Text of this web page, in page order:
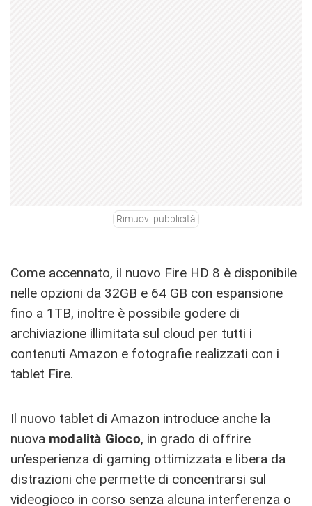
Rimuovi pubblicità
Come accennato, il nuovo Fire HD 8 è disponibile
nelle opzioni da 32GB e 64 GB con espansione
fino a 1TB, inoltre è possibile godere di
archiviazione illimitata sul cloud per tutti i
contenuti Amazon e fotografie realizzati con i
tablet Fire.
Il nuovo tablet di Amazon introduce anche la
nuova modalità Gioco, in grado di offrire
un’esperienza di gaming ottimizzata e libera da
distrazioni che permette di concentrarsi sul
videogioco in corso senza alcuna interferenza o